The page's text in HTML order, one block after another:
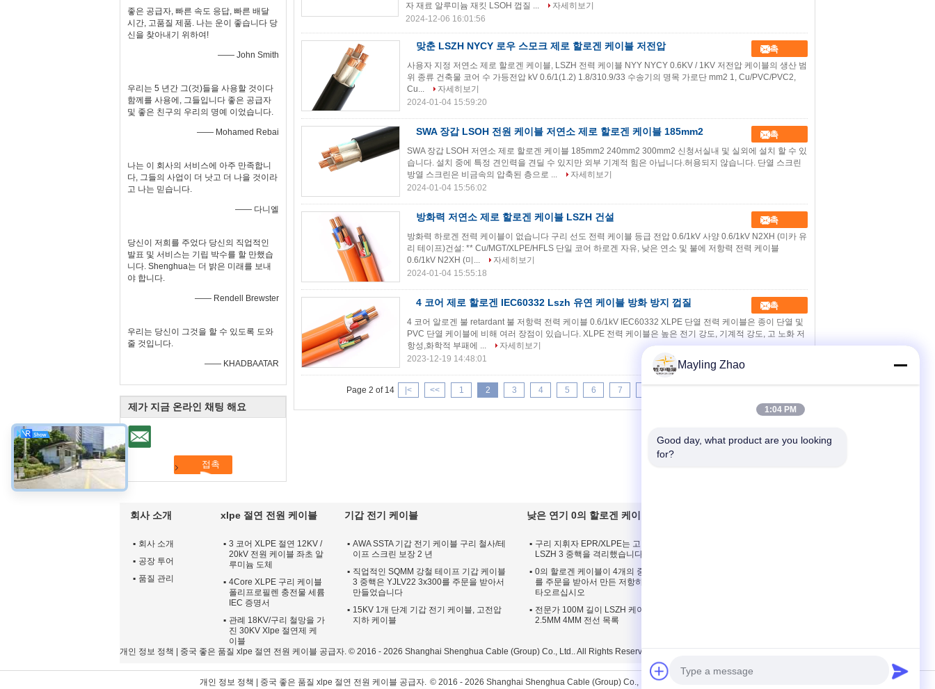
좋은 공급자, 빠른 속도 응답, 빠른 배달
시간, 고품질 제품. 나는 운이 좋습니다 당
신을 찾아내기 위하여!
—— John Smith
우리는 5 년간 그(것)들을 사용할 것이다
함께를 사용에, 그들입니다 좋은 공급자
및 좋은 친구의 우리의 명예 이었습니다.
—— Mohamed Rebai
나는 이 회사의 서비스에 아주 만족합니
다, 그들의 사업이 더 낫고 더 나을 것이라
고 나는 믿습니다.
—— 다니엘
당신이 저희를 주었다 당신의 직업적인
발표 및 서비스는 기립 박수를 할 만했습
니다. Shenghua는 더 밝은 미래를 보내
야 합니다.
—— Rendell Brewster
우리는 당신이 그것을 할 수 있도록 도와
줄 것입니다.
—— KHADBAATAR
제가 지금 온라인 채팅 해요
자 재료 알루미늄 재킷 LSOH 껍질 ...
자세히보기
2024-12-06 16:01:56
맞춘 LSZH NYCY 로우 스모크 제로 할로겐 케이블 저전압 접촉
사용자 지정 저연소 제로 할로겐 케이블, LSZH 전력 케이블 NYY NYCY 0.6KV / 1KV 저전압 케이블의 생산 범
위 종류 건축물 코어 수 가등전압 kV 0.6/1(1.2) 1.8/310.9/33 수송기의 명목 가로단 mm2 1, Cu/PVC/PVC2,
Cu...
자세히보기
2024-01-04 15:59:20
SWA 장갑 LSOH 전원 케이블 저연소 제로 할로겐 케이블 185mm2 접촉
SWA 장갑 LSOH 저연소 제로 할로겐 케이블 185mm2 240mm2 300mm2 신청서실내 및 실외에 설치 할 수 있
습니다. 설치 중에 특정 견인력을 견딜 수 있지만 외부 기계적 힘은 아닙니다.허용되지 않습니다. 단열 스크린
방열 스크린은 비금속의 압축된 층으로 ...
자세히보기
2024-01-04 15:56:02
방화력 저연소 제로 할로겐 케이블 LSZH 건설 접촉
방화력 하로겐 전력 케이블이 없습니다 구리 선도 전력 케이블 등급 전압 0.6/1kV 사양 0.6/1kV N2XH (미카 유
리 테이프)건설: ** Cu/MGT/XLPE/HFLS 단일 코어 하로겐 자유, 낮은 연소 및 불에 저항력 전력 케이블
0.6/1kV N2XH (미...
자세히보기
2024-01-04 15:55:18
4 코어 제로 할로겐 IEC60332 Lszh 유연 케이블 방화 방지 껍질 접촉
4 코어 알로겐 불 retardant 불 저항력 전력 케이블 0.6/1kV IEC60332 XLPE 단열 전력 케이블은 종이 단열 및
PVC 단열 케이블에 비해 여러 장점이 있습니다. XLPE 전력 케이블은 높은 전기 강도, 기계적 강도, 고 노화 저
항성,화학적 부패에 ...
자세히보기
2023-12-19 14:48:01
Page 2 of 14 |< << 1 2 3 4 5 6 7
회사 소개
회사 소개
공장 투어
품질 관리
xlpe 절연 전원 케이블
3 코어 XLPE 절연 12KV /
20kV 전원 케이블 좌초 알
루미늄 도체
4Core XLPE 구리 케이블
폴리프로필렌 충전물 세륨
IEC 증명서
관례 18KV/구리 철망을 가
진 30KV Xlpe 절연제 케
이블
기갑 전기 케이블
AWA SSTA 기갑 전기 케이블 구리 철사/테
이프 스크린 보장 2 년
직업적인 SQMM 강철 테이프 기갑 케이블
3 중핵은 YJLV22 3x300를 주문을 받아서
만들었습니다
15KV 1개 단계 기갑 전기 케이블, 고전압
지하 케이블
낮은 연기 0의 할로겐 케이블
구리 지휘자 EPR/XLPE는 고압선 SWA MV
LSZH 3 중핵을 격리했습니다
0의 할로겐 케이블이 4개의 중핵 0.6KV/1KV
를 주문을 받아서 만든 저항하는 낮은 연기를
타오르십시오
전문가 100M 길이 LSZH 케이블, 1.5MM
2.5MM 4MM 전선 목록
개인 정보 정책 | 중국 좋은 품질 xlpe 절연 전원 케이블 공급자. © 2016 - 2026 Shanghai Shenghua Cable (Group) Co., Ltd.. All Rights Reserved.
개인 정보 정책 | 중국 좋은 품질 xlpe 절연 전원 케이블 공급자. © 2016 - 2026 Shanghai Shenghua Cable (Group) Co., Ltd.. All Rights Reserved.
Mayling Zhao
1:04 PM
Good day, what product are you looking
for?